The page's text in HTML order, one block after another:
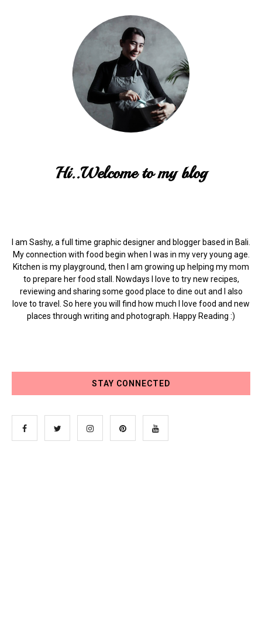
Hi..Welcome to my blog
I am Sashy, a full time graphic designer and blogger based in Bali.
My connection with food begin when I was in my very young age.
Kitchen is my playground, then I am growing up helping my mom
to prepare her food stall. Nowdays I love to try new recipes,
reviewing and sharing some good place to dine out and I also
love to travel. So here you will find how much I love food and new
places through writing and photograph. Happy Reading :)
STAY CONNECTED